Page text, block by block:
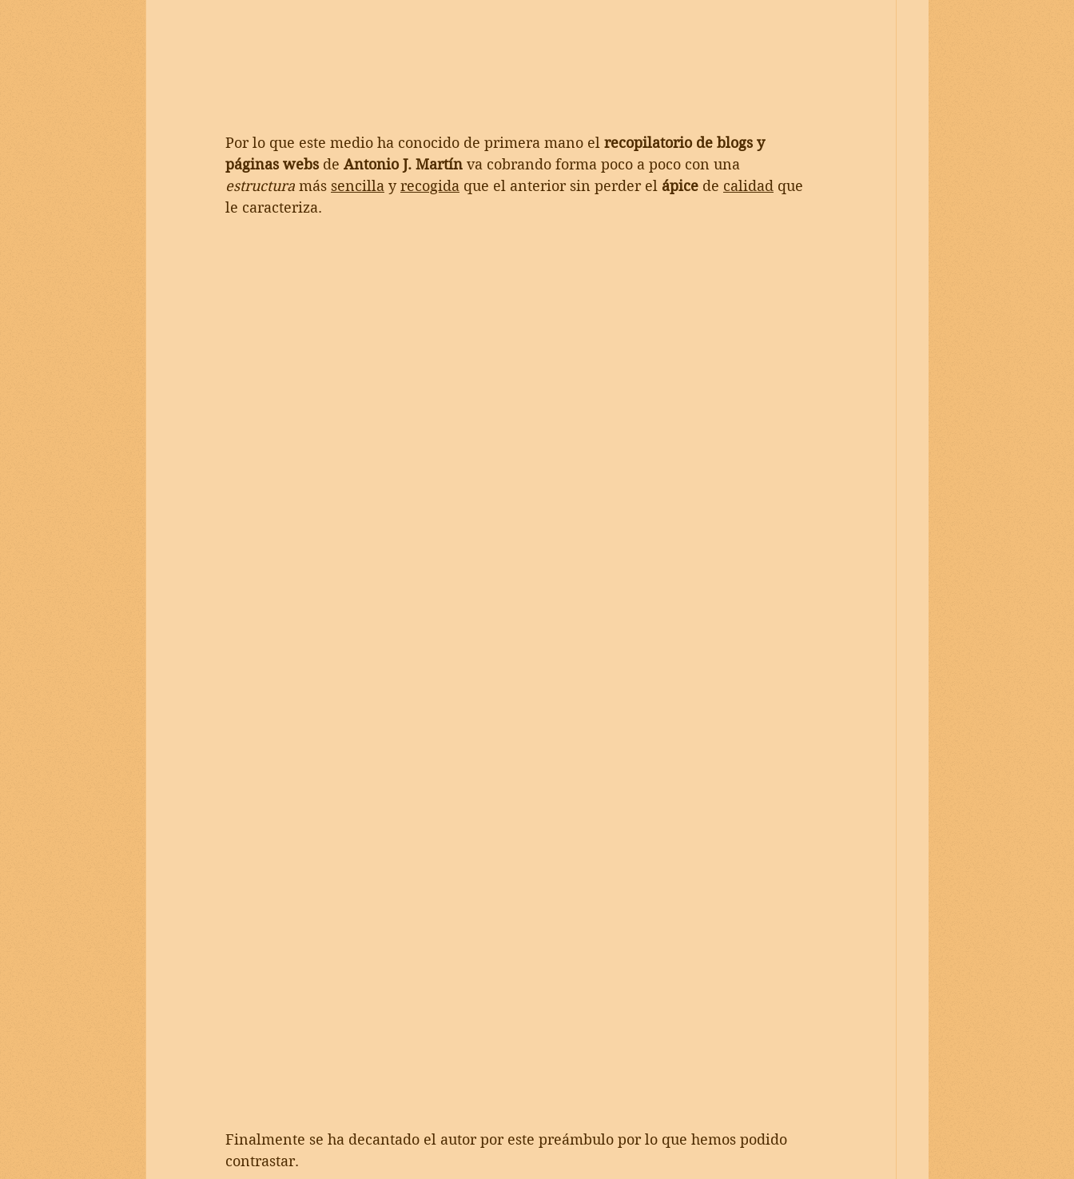
Por lo que este medio ha conocido de primera mano el recopilatorio de blogs y
páginas webs de Antonio J. Martín va cobrando forma poco a poco con una
estructura más sencilla y recogida que el anterior sin perder el ápice de calidad que
le caracteriza.
Finalmente se ha decantado el autor por este preámbulo por lo que hemos podido
contrastar.